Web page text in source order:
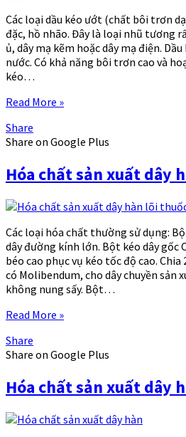
Các loại dầu kéo ướt (chất bôi trơn
đặc, hồ nhão. Đây là loại nhũ tương
ủ, dây mạ kẽm hoặc dây mạ điện.
nước. Có khả năng bôi trơn cao và
kéo…
Read More »
Share
Share on Google Plus
Hóa chất sản xuất dây
Các loại hóa chất thường sử dụng:
dây đường kính lớn. Bột kéo dây gốc
béo cao phục vụ kéo tốc độ cao.
có Molibendum, cho dây chuyền sản
không nung sấy. Bột…
Read More »
Share
Share on Google Plus
Hóa chất sản xuất dây